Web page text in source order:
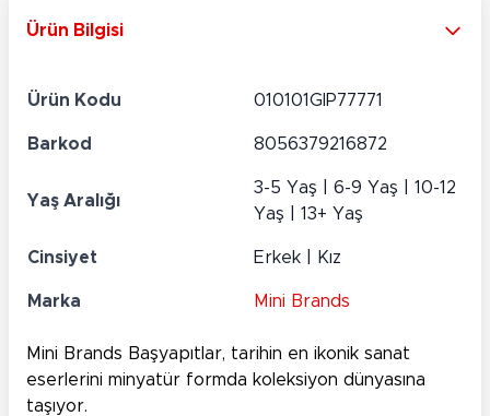
Ürün Bilgisi
Ürün Kodu 010101GIP77771
Barkod 8056379216872
Yaş Aralığı
3-5 Yaş | 6-9 Yaş | 10-12
Yaş | 13+ Yaş
Cinsiyet Erkek | Kız
Marka Mini Brands
Mini Brands Başyapıtlar, tarihin en ikonik sanat
eserlerini minyatür formda koleksiyon dünyasına
taşıyor.